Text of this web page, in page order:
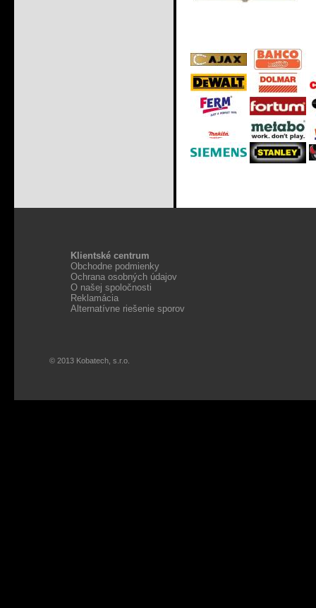
Klientské centrum
Obchodne podmienky
Ochrana osobných údajov
O našej spoločnosti
Reklamácia
Alternatívne riešenie sporov
© 2013 Kobatech, s.r.o.